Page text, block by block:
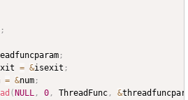
;
;
= &isexit ;
= &num ;
(NULL , 0 , ThreadFunc , &